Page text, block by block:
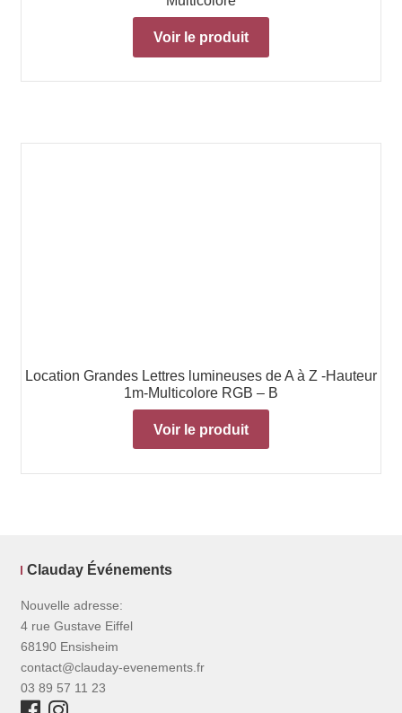
Voir le produit
Location Grandes Lettres lumineuses de A à Z -Hauteur
1m-Multicolore RGB – B
Voir le produit
Clauday Événements
Nouvelle adresse:
4 rue Gustave Eiffel
68190 Ensisheim
contact@clauday-evenements.fr
03 89 57 11 23